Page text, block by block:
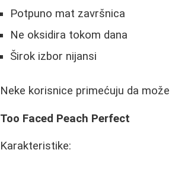
Potpuno mat završnica
Ne oksidira tokom dana
Širok izbor nijansi
Neke korisnice primećuju da
Too Faced Peach Perfect
Karakteristike: